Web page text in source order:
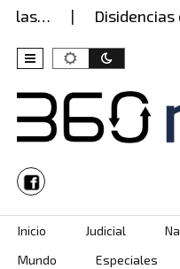
Disidencias
Skip to content
Inicio Judicial
Mundo
Especiales